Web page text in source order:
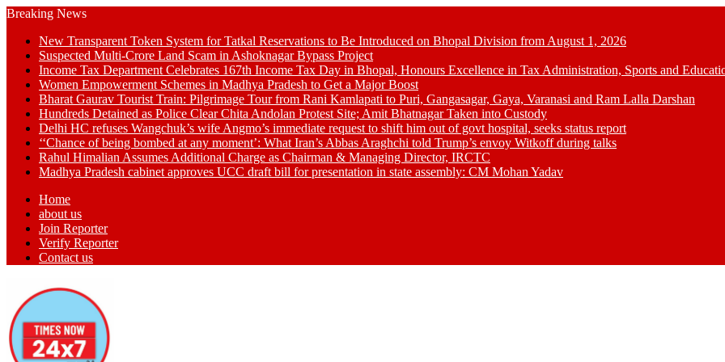
Breaking News
New Transparent Token System for Tatkal Reservations to Be Introduced on Bhopal Division from August 1, 2026
Suspected Multi-Crore Land Scam in Ashoknagar Bypass Project
Income Tax Department Celebrates 167th Income Tax Day in Bhopal, Honours Excellence in Tax Administration, Sports and
Women Empowerment Schemes in Madhya Pradesh to Get a Major Boost
Bharat Gaurav Tourist Train: Pilgrimage Tour from Rani Kamlapati to Puri, Gangasagar, Gaya, Varanasi and Ram Lalla Darshan
Hundreds Detained as Police Clear Chita Andolan Protest Site; Amit Bhatnagar Taken into Custody
Delhi HC refuses Wangchuk’s wife Angmo’s immediate request to shift him out of govt hospital, seeks status report
‘‘Chance of being bombed at any moment’: What Iran’s Abbas Araghchi told Trump’s envoy Witkoff during talks
Rahul Himalian Assumes Additional Charge as Chairman & Managing Director, IRCTC
Madhya Pradesh cabinet approves UCC draft bill for presentation in state assembly: CM Mohan Yadav
Home
about us
Join Reporter
Verify Reporter
Contact us